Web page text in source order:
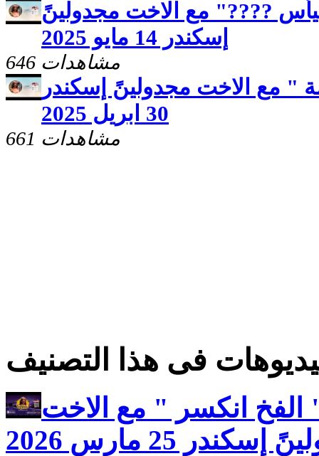
????" مع الاخت مجدولينً
إسكندر 14 مايو 2025
646 مشاهدات
" مع الاخت مجدولينً إسكندر
30 ابريل 2025
661 مشاهدات
فى هذا التصنيف
الفخ انكسر " مع الاخت
25 مارس 2026